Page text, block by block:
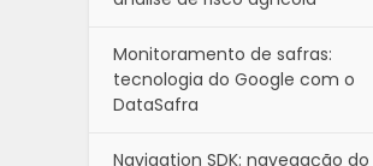
Monitoramento de safras:
tecnologia do Google com o
DataSafra
Navigation SDK: navegação do